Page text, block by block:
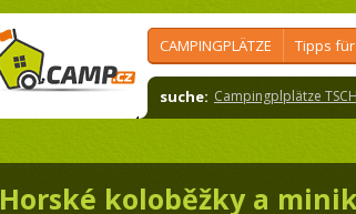
CAMPINGPLÄTZE Tipps
suche: Campingplplätze
Horské koloběžky a